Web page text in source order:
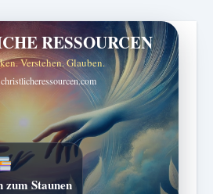
RESSOURCEN
Verstehen. Glauben.
zum Staunen